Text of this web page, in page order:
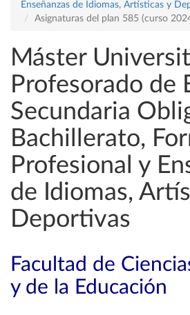
Enseñanzas de Idiomas, Artísticas y
Asignaturas del plan 585 (curso
Máster
Profesorado de
Secundaria
Bachillerato,
Profesional y
de Idiomas,
Deportivas
Facultad de
y de la Educación